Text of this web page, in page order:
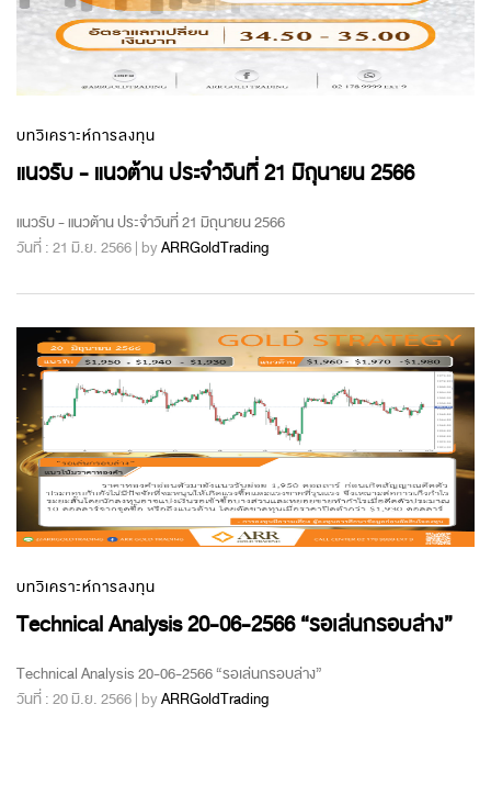
บทวิเคราะห์การลงทุน
แนวรับ - แนวต้าน ประจำวันที่ 21 มิถุนายน 2566
แนวรับ - แนวต้าน ประจำวันที่ 21 มิถุนายน 2566
วันที่ : 21 มิ.ย. 2566 | byARRGoldTrading
บทวิเคราะห์การลงทุน
Technical Analysis 20-06-2566 “รอเล่นกรอบล่าง”
Technical Analysis 20-06-2566 “รอเล่นกรอบล่าง”
วันที่ : 20 มิ.ย. 2566 | byARRGoldTrading